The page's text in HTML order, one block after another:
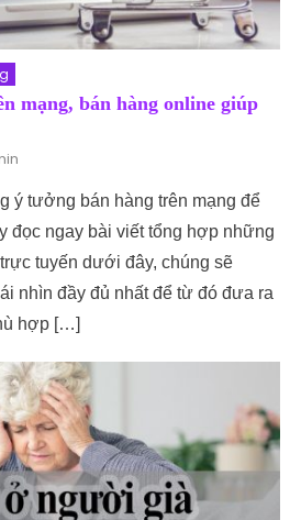
mạng, bán hàng online giúp
ý tưởng bán hàng trên mạng để
đọc ngay bài viết tổng hợp những
tuyến dưới đây, chúng sẽ
nhìn đầy đủ nhất để từ đó đưa ra
hợp […]